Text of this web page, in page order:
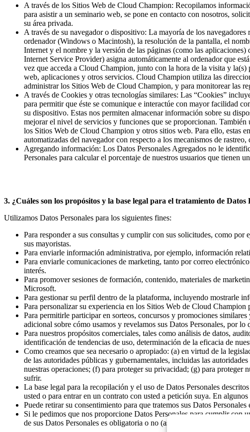
A través de los Sitios Web de Cloud Champion: Recopilamos
para asistir a un seminario web, se pone en contacto con nosotros,
su área privada.
A través de su navegador o dispositivo: La mayoría de los
ordenador (Windows o Macintosh), la resolución de la pantalla, el
Internet y el nombre y la versión de las páginas (como las
Internet Service Provider) asigna automáticamente al ordenador que
vez que acceda a Cloud Champion, junto con la hora de la visita y
web, aplicaciones y otros servicios. Cloud Champion utiliza las
administrar los Sitios Web de Cloud Champion, y para monitorear las
A través de Cookies y otras tecnologías similares: Las “Cookies”
para permitir que éste se comunique e interactúe con mayor facilidad
su dispositivo. Estas nos permiten almacenar información sobre su
mejorar el nivel de servicios y funciones que se proporcionan. También
los Sitios Web de Cloud Champion y otros sitios web. Para ello, estas
automatizadas del navegador con respecto a los mecanismos de
Agregando información: Los Datos Personales Agregados no le
Personales para calcular el porcentaje de nuestros usuarios que tienen
3. ¿Cuáles son los propósitos y la base legal para el tratamiento de Datos
Utilizamos Datos Personales para los siguientes fines:
Para responder a sus consultas y cumplir con sus solicitudes, como
sus mayoristas.
Para enviarle información administrativa, por ejemplo, información
Para enviarle comunicaciones de marketing, tanto por correo
interés.
Para promover sesiones de formación, contenido, materiales de
Microsoft.
Para gestionar su perfil dentro de la plataforma, incluyendo mostrarle
Para personalizar su experiencia en los Sitios Web de Cloud Champion
Para permitirle participar en sorteos, concursos y promociones
adicional sobre cómo usamos y revelamos sus Datos Personales, por lo
Para nuestros propósitos comerciales, tales como análisis de datos,
identificación de tendencias de uso, determinación de la eficacia de
Como creamos que sea necesario o apropiado: (a) en virtud de la
de las autoridades públicas y gubernamentales, incluidas las
nuestras operaciones; (f) para proteger su privacidad; (g) para
sufrir.
La base legal para la recopilación y el uso de Datos Personales
usted o para entrar en un contrato con usted a petición suya. En
Puede retirar su consentimiento para que tratemos sus Datos
Si le pedimos que nos proporcione Datos Personales para cumplir con
de sus Datos Personales es obligatoria o no (así como de las posibles